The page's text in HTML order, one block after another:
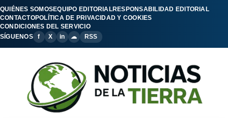
QUIÉNES SOMOSEQUIPO EDITORIALRESPONSABILIDAD EDITORIAL
CONTACTOPOLÍTICA DE PRIVACIDAD Y COOKIES
CONDICIONES DEL SERVICIO
SÍGUENOS
f X in ☁ RSS